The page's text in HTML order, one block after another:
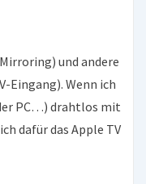
und andere
Eingang). Wenn ich
PC…) drahtlos mit
dafür das Apple TV